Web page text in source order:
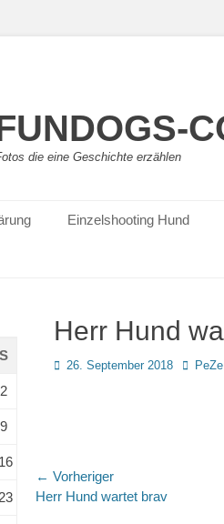
die eine Geschichte erzählen
Einzelshooting Hund
Herr Hund
Posted
26. September 2018 AutorPeZe
← Vorheriger
Vorheriger
Herr Hund wartet brav
S
2
9
16
23